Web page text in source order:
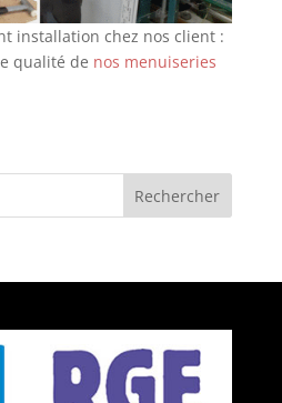
installation chez nos client :
qualité de nos menuiseries
Rechercher